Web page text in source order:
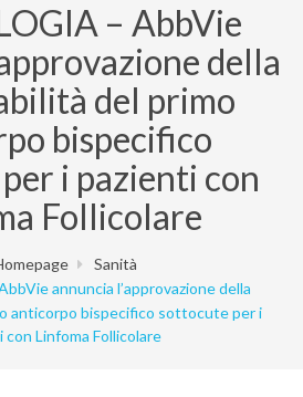
– AbbVie
della
del primo
bispecifico
i pazienti con
Follicolare
Sanità
annuncia l’approvazione della
anticorpo bispecifico sottocute per i
con Linfoma Follicolare